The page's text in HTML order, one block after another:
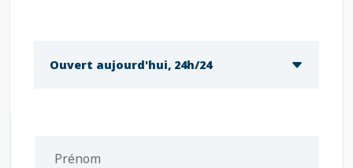
Ouvert aujourd'hui, 24h/24
Prénom